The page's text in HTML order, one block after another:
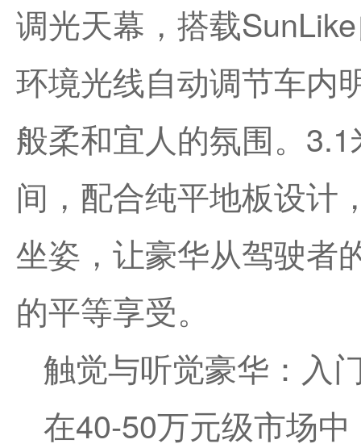
调光天幕，搭载
环境光线自动调节车内
般柔和宜人的氛围。
间，配合纯平地板设计
坐姿，让豪华从驾驶者
的平等享受。
触觉与听觉豪华：入
在40-50万元级市场